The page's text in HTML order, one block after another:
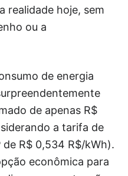
realidade hoje, sem
ou a
de energia
de apenas R$
a tarifa de
de R$ 0,534 R$/kWh).
econômica para